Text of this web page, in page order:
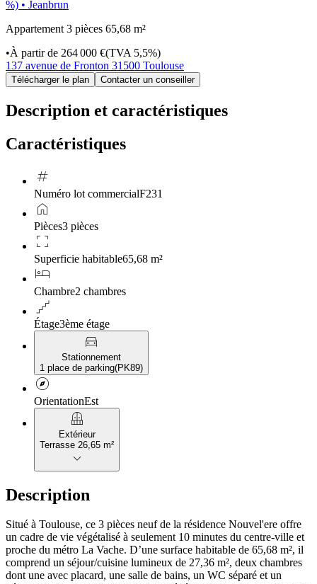
%) • Jeanbrun
Appartement 3 pièces 65,68 m²
•À partir de 264 000 €(TVA 5,5%)
137 avenue de Fronton 31500 Toulouse
Télécharger le plan Contacter un conseiller
Description et caractéristiques
Caractéristiques
tag
Numéro lot commercialF231
home
Pièces3 pièces
crop_free
Superficie habitable65,68 m²
hotel
Chambre2 chambres
floor
Étage3ème étage
directions_car
Stationnement
1 place de parking(PK89)
explore
OrientationEst
balcony
Extérieur
Terrasse 26,65 m²
keyboard_arrow_down
Description
Situé à Toulouse, ce 3 pièces neuf de la résidence Nouvel'ere offre
un cadre de vie végétalisé à seulement 10 minutes du centre-ville et
proche du métro La Vache. D’une surface habitable de 65,68 m², il
comprend un séjour/cuisine lumineux de 27,36 m², deux chambres
dont une avec placard, une salle de bains, un WC séparé et un